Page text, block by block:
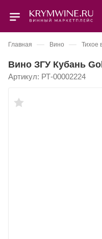
Главная — Вино — Тихое
Вино ЗГУ Кубань
Артикул: РТ-00002224